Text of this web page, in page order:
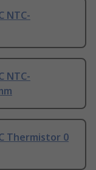
NTC-
NTC-
Thermistor 0